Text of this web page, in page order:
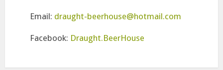
Email: draught-beerhouse@hotmail.com
Facebook: Draught.BeerHouse